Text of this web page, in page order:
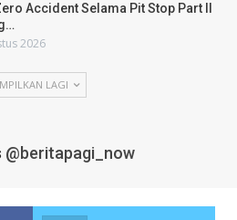
Accident Selama Pit Stop Part II
2026
LAGI
@beritapagi_now